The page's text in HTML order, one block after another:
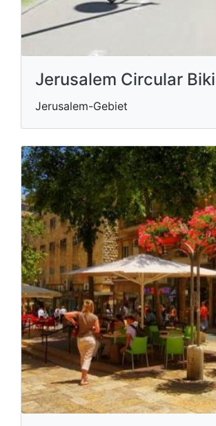
Jerusalem Circular
Jerusalem-Gebiet